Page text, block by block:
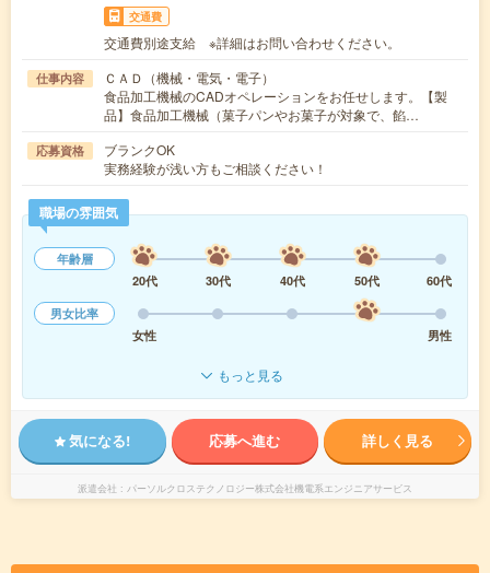
交通費
交通費別途支給 ※詳細はお問い合わせください。
仕事内容
ＣＡＤ（機械・電気・電子）
食品加工機械のCADオペレーションをお任せします。【製
品】食品加工機械（菓子パンやお菓子が対象で、餡…
応募資格
ブランクOK
実務経験が浅い方もご相談ください！
職場の雰囲気
年齢層
20代
30代 40代 50代
60代
男女比率
女性
男性
もっと見る
気になる! 応募へ進む 詳しく見る
派遣会社 パーソルクロステクノロジー株式会社機電系エンジニアサービス